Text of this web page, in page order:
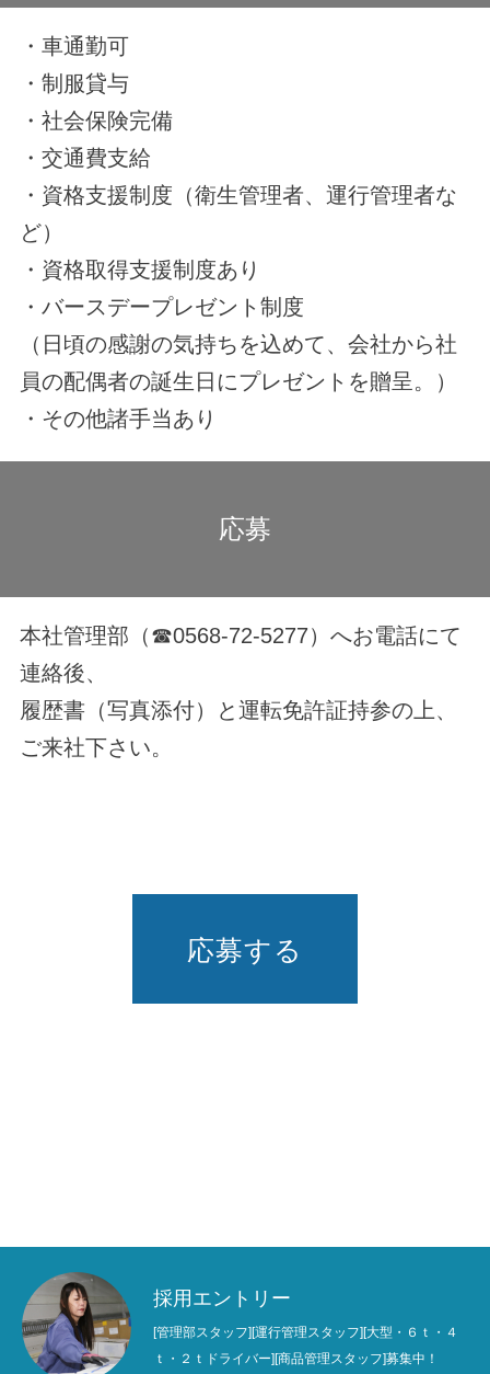
・車通勤可
・制服貸与
・社会保険完備
・交通費支給
・資格支援制度（衛生管理者、運行管理者な
ど）
・資格取得支援制度あり
・バースデープレゼント制度
（日頃の感謝の気持ちを込めて、会社から社
員の配偶者の誕生日にプレゼントを贈呈。）
・その他諸手当あり
応募
本社管理部（☎0568-72-5277）へお電話にて
連絡後、
履歴書（写真添付）と運転免許証持参の上、
ご来社下さい。
応募する
採用エントリー
[管理部スタッフ][運行管理スタッフ][大型・６ｔ・４
ｔ・２ｔドライバー][商品管理スタッフ]募集中！